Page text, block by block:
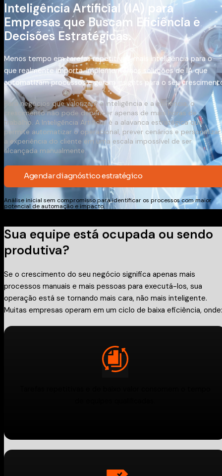
Inteligência Artificial (IA) para
Empresas que Buscam Eficiência e
Decisões Estratégicas.
Menos tempo em tarefas repetitivas, mais inteligência para o
que realmente importa. Implementamos soluções de IA que
automatizam processos e geram insights para o seu
Para negócios que valorizam a inteligência e a eficiência, o
crescimento não pode depender apenas de mais horas de
trabalho. A Inteligência Artificial é a alavanca estratégica que
permite automatizar o operacional, prever cenários e personalizar
a experiência do cliente em uma escala impossível de ser
alcançada manualmente.
Agendar diagnóstico estratégico
Análise inicial sem compromisso para identificar os processos com maior
potencial de automação e impacto.
Sua equipe está ocupada ou sendo
produtiva?
Se o crescimento do seu negócio significa apenas mais
processos manuais e mais pessoas para executá-los, sua
operação está se tornando mais cara, não mais inteligente.
Muitas empresas operam em um ciclo de baixa eficiência, onde: